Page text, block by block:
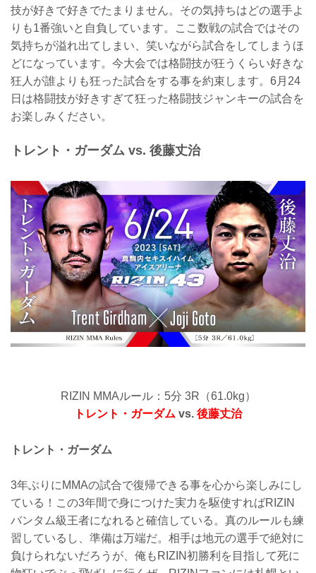
技が好きで好きでたまりません。その気持ちはどの選手よ
りも1番強いと自負しています。ここ数戦の試合ではその
気持ちが溢れ出てしまい、笑いながら試合をしてしまうほ
どになっています。今大会では格闘技が狂うくらい好きな
狂人が誰よりも狂った試合をする事を約束します。6月24
日は格闘技が好きすぎて狂った格闘技ジャンキーの試合を
お楽しみください。
トレント・ガーダム vs. 後藤丈治
RIZIN MMAルール：5分 3R（61.0kg）
トレント・ガーダム vs. 後藤丈治
トレント・ガーダム
3年ぶりにMMAの試合で復帰できる事を心から楽しみにし
ている！この3年間で身につけた実力を駆使すればRIZIN
バンタム級王者になれると確信している。真のルールも練
習しているし、準備は万端だ。相手は地元の選手で絶対に
負けられないだろうが、俺もRIZIN初勝利を目指して死に